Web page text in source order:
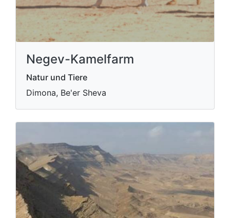
Negev-Kamelfarm
Natur und Tiere
Dimona, Be'er Sheva